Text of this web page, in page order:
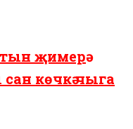
җимерә
көчкә чыга